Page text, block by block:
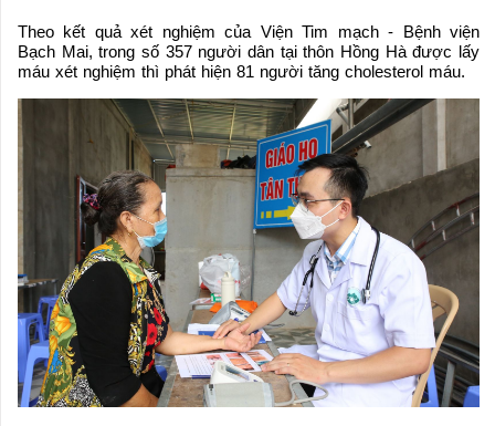
Theo kết quả xét nghiệm của Viện Tim mạch - Bệnh viện
Bạch Mai, trong số 357 người dân tại thôn Hồng Hà được lấy
máu xét nghiệm thì phát hiện 81 người tăng cholesterol máu.